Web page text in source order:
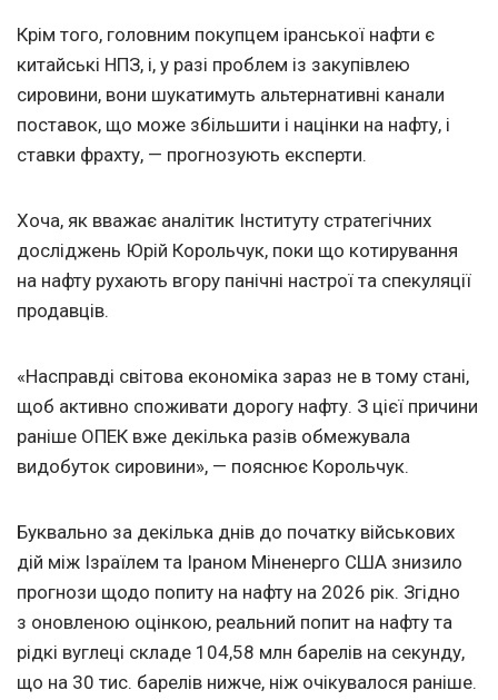
Крім того, головним покупцем іранської нафти є
китайські НПЗ, і, у разі проблем із закупівлею
сировини, вони шукатимуть альтернативні канали
поставок, що може збільшити і націнки на нафту, і
ставки фрахту, — прогнозують експерти.
Хоча, як вважає аналітик Інституту стратегічних
досліджень Юрій Корольчук, поки що котирування
на нафту рухають вгору панічні настрої та спекуляції
продавців.
«Насправді світова економіка зараз не в тому стані,
щоб активно споживати дорогу нафту. З цієї причини
раніше ОПЕК вже декілька разів обмежувала
видобуток сировини», — пояснює Корольчук.
Буквально за декілька днів до початку військових
дій між Ізраїлем та Іраном Міненерго США знизило
прогнози щодо попиту на нафту на 2026 рік. Згідно
з оновленою оцінкою, реальний попит на нафту та
рідкі вуглеці складе 104,58 млн барелів на секунду,
що на 30 тис. барелів нижче, ніж очікувалося раніше.